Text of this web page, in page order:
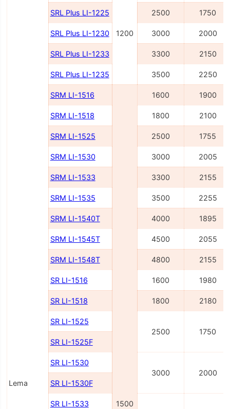
Lema
1200
SRL Plus LI-1225 2500 1750
SRL Plus LI-1230 3000 2000
SRL Plus LI-1233 3300 2150
SRL Plus LI-1235 3500 2250
SRM LI-1516
1500
1600 1900
SRM LI-1518 1800 2100
SRM LI-1525 2500 1755
SRM LI-1530 3000 2005
SRM LI-1533 3300 2155
SRM LI-1535 3500 2255
SRM LI-1540Т 4000 1895
SRM LI-1545Т 4500 2055
SRM LI-1548Т 4800 2155
SR LI-1516 1600 1980
SR LI-1518 1800 2180
SR LI-1525
2500
1750
SR LI-1525F
SR LI-1530
3000
2000
SR LI-1530F
SR LI-1533